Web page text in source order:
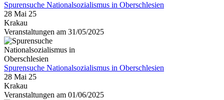
Spurensuche Nationalsozialismus in Oberschlesien
28 Mai 25
Krakau
Veranstaltungen am 31/05/2025
Spurensuche Nationalsozialismus in Oberschlesien
28 Mai 25
Krakau
Veranstaltungen am 01/06/2025